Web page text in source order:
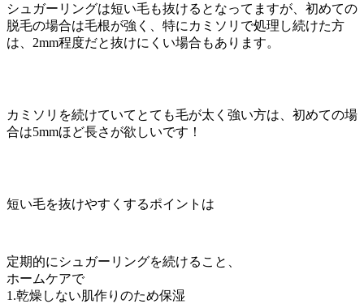
シュガーリングは短い毛も抜けるとなってますが、初めての
脱毛の場合は毛根が強く、特にカミソリで処理し続けた方
は、2mm程度だと抜けにくい場合もあります。
カミソリを続けていてとても毛が太く強い方は、初めての場
合は5mmほど長さが欲しいです！
短い毛を抜けやすくするポイントは
定期的にシュガーリングを続けること、
ホームケアで
1.乾燥しない肌作りのため保湿